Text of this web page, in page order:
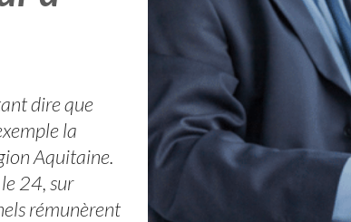
dire que
la
Aquitaine.
24, sur
rémunèrent